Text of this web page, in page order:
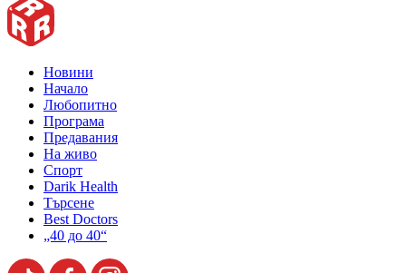
Новини
Начало
Любопитно
Програма
Предавания
На живо
Спорт
Darik Health
Търсене
Best Doctors
„40 до 40“